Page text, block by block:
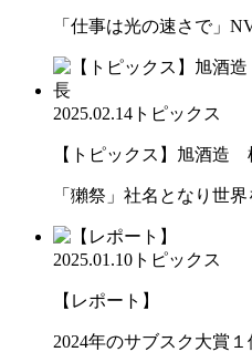
「仕事は光の速さで」
2025.02.14 トピックス
【トピックス】旭酒
「獺祭」社名となり世
2025.01.10 トピックス
【レポート】
2024年のサブスク大賞